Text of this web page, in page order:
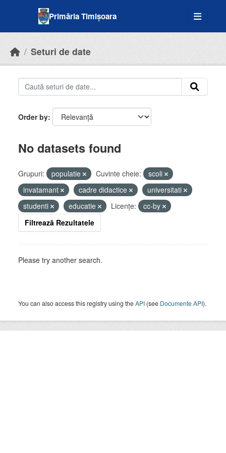
Primăria Timișoara
Seturi de date
Order by
No datasets found
Grupuri: populatie Cuvinte cheie:
scoli
invatamant
cadre didactice
universitati
studenti
educatie Licenţe:
cc-by
Filtrează Rezultatele
Please try another search.
You can also access this registry using theAPI (see Documente API).